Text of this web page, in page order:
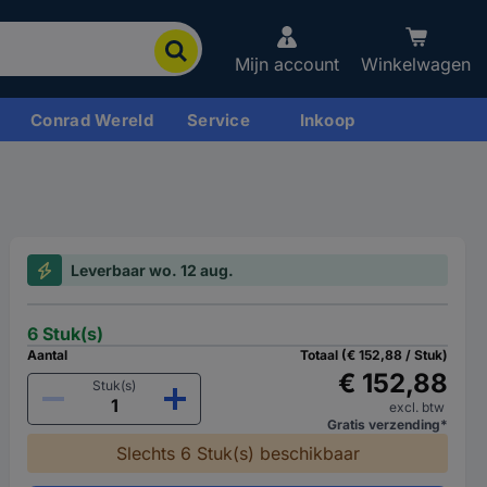
Mijn account Winkelwagen
Conrad Wereld Service Inkoop
Leverbaar wo. 12 aug.
6 Stuk(s)
Aantal
Stuk(s)
Totaal (€ 152,88 / Stuk)
€ 152,88
excl. btw
Gratis verzending*
Slechts 6 Stuk(s) beschikbaar